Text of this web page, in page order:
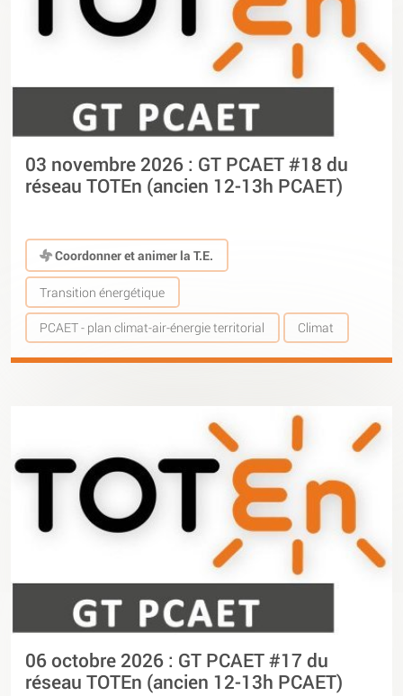
03 novembre 2026 : GT PCAET #18 du
réseau TOTEn (ancien 12-13h PCAET)
Coordonner et animer la T.E.
Transition énergétique
PCAET - plan climat-air-énergie territorial Climat
06 octobre 2026 : GT PCAET #17 du
réseau TOTEn (ancien 12-13h PCAET)